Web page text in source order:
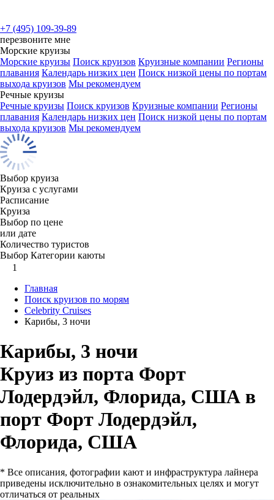
+7 (495) 109-39-89
перезвоните мне
Морские круизы
Морские круизы Поиск круизов Круизные компании Регионы
плавания Календарь низких цен Поиск низкой цены по портам
выхода круизов Мы рекомендуем
Речные круизы
Речные круизы Поиск круизов Круизные компании Регионы
плавания Календарь низких цен Поиск низкой цены по портам
выхода круизов Мы рекомендуем
Выбор круиза
Круиза с услугами
Расписание
Круиза
Выбор по цене
или дате
Количество туристов
Выбор Категории каюты
1
Главная
Поиск круизов по морям
Celebrity Cruises
Карибы, 3 ночи
Карибы, 3 ночи
Круиз из порта Форт
Лодердэйл, Флорида, США в
порт Форт Лодердэйл,
Флорида, США
* Все описания, фотографии кают и инфраструктура лайнера
приведены исключительно в ознакомительных целях и могут
отличаться от реальных